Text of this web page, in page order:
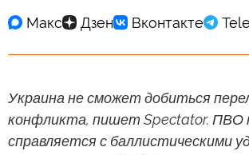
Украина не сможет добиться
конфликта, пишет Spectator. ПВО
справляется с баллистическими